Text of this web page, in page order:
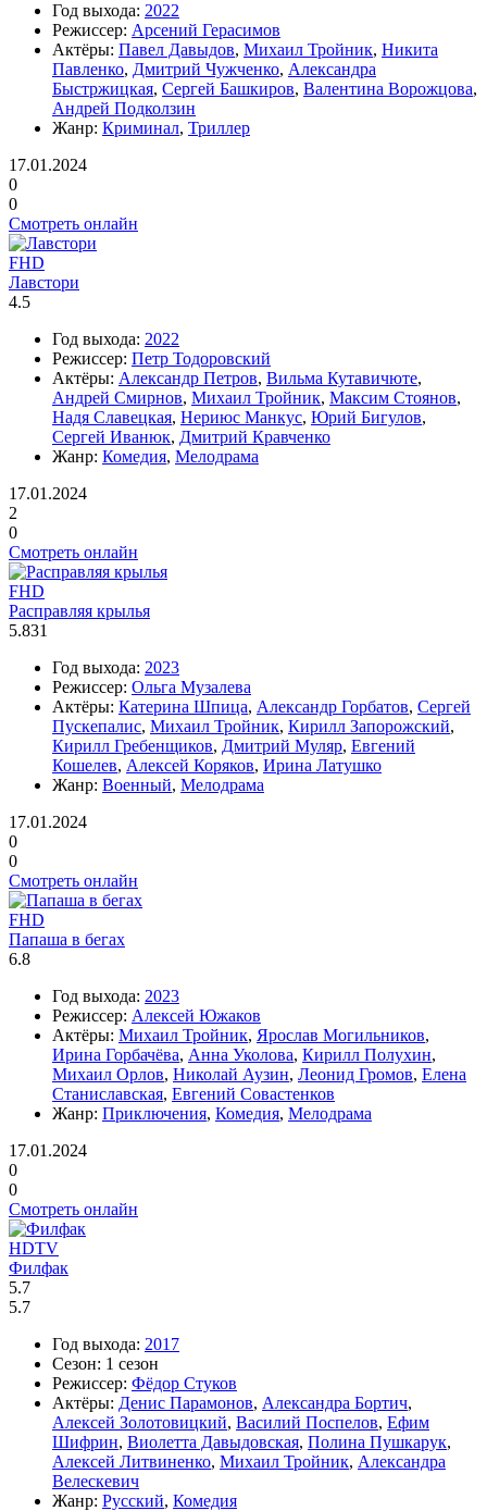
Год выхода: 2022
Режиссер: Арсений Герасимов
Актёры: Павел Давыдов, Михаил Тройник, Никита
Павленко, Дмитрий Чужченко, Александра
Быстржицкая, Сергей Башкиров, Валентина Ворожцова,
Андрей Подколзин
Жанр: Криминал, Триллер
17.01.2024
0
0
Смотреть онлайн
FHD
Лавстори
4.5
Год выхода: 2022
Режиссер: Петр Тодоровский
Актёры: Александр Петров, Вильма Кутавичюте,
Андрей Смирнов, Михаил Тройник, Максим Стоянов,
Надя Славецкая, Нериюс Манкус, Юрий Бигулов,
Сергей Иванюк, Дмитрий Кравченко
Жанр: Комедия, Мелодрама
17.01.2024
2
0
Смотреть онлайн
FHD
Расправляя крылья
5.831
Год выхода: 2023
Режиссер: Ольга Музалева
Актёры: Катерина Шпица, Александр Горбатов, Сергей
Пускепалис, Михаил Тройник, Кирилл Запорожский,
Кирилл Гребенщиков, Дмитрий Муляр, Евгений
Кошелев, Алексей Коряков, Ирина Латушко
Жанр: Военный, Мелодрама
17.01.2024
0
0
Смотреть онлайн
FHD
Папаша в бегах
6.8
Год выхода: 2023
Режиссер: Алексей Южаков
Актёры: Михаил Тройник, Ярослав Могильников,
Ирина Горбачёва, Анна Уколова, Кирилл Полухин,
Михаил Орлов, Николай Аузин, Леонид Громов, Елена
Станиславская, Евгений Совастенков
Жанр: Приключения, Комедия, Мелодрама
17.01.2024
0
0
Смотреть онлайн
HDTV
Филфак
5.7
5.7
Год выхода: 2017
Сезон: 1 сезон
Режиссер: Фёдор Стуков
Актёры: Денис Парамонов, Александра Бортич,
Алексей Золотовицкий, Василий Поспелов, Ефим
Шифрин, Виолетта Давыдовская, Полина Пушкарук,
Алексей Литвиненко, Михаил Тройник, Александра
Велескевич
Жанр: Русский, Комедия